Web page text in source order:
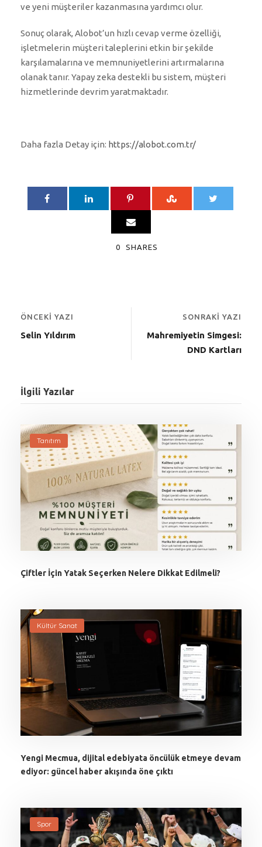
ve yeni müşteriler kazanmasına yardımcı olur.
Sonuç olarak, Alobot’un hızlı cevap verme özelliği,
işletmelerin müşteri taleplerini etkin bir şekilde
karşılamalarına ve memnuniyetlerini artırmalarına
olanak tanır. Yapay zeka destekli bu sistem, müşteri
hizmetlerinde devrim yaratmaktadır.
Daha fazla Detay için: https://alobot.com.tr/
0 SHARES
ÖNCEKI YAZI
Selin Yıldırım
SONRAKI YAZI
Mahremiyetin Simgesi:
DND Kartları
İlgili Yazılar
Tanıtım
Çiftler İçin Yatak Seçerken Nelere Dikkat Edilmeli?
Kültür Sanat
Yengi Mecmua, dijital edebiyata öncülük etmeye devam
ediyor: güncel haber akışında öne çıktı
Spor